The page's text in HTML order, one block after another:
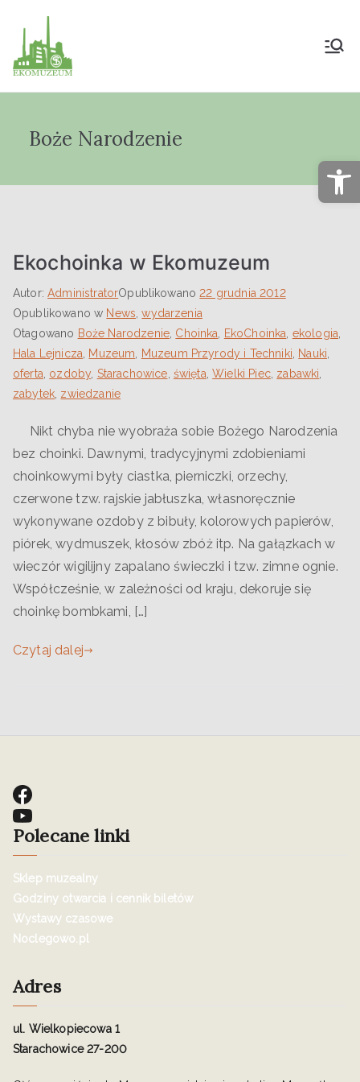
Muzeum Przyrody
"Ekomuzeum" im.
Jana Pazdura
Boże Narodzenie
Ekochoinka w Ekomuzeum
Autor:AdministratorOpublikowano22 grudnia 2012
Opublikowano w News ,wydarzenia
Otagowano Boże Narodzenie Choinka EkoChoinka ekologia
Hala Lejnicza
Muzeum Muzeum Przyrody i Techniki Nauki
oferta ozdoby Starachowice święta ,Wielki Piec, zabawki
zabytek zwiedzanie
Nikt chyba nie wyobraża sobie Bożego Narodzenia
bez choinki. Dawnymi, tradycyjnymi zdobieniami
choinkowymi były ciastka, pierniczki, orzechy,
czerwone tzw. rajskie jabłuszka, własnoręcznie
wykonywane ozdoby z bibuły, kolorowych papierów,
piórek, wydmuszek, kłosów zbóż itp. Na gałązkach w
wieczór wigilijny zapalano świeczki i tzw. zimne ognie.
Współcześnie, w zależności od kraju, dekoruje się
choinkę bombkami, […]
Czytaj dalej
Polecane linki
Sklep muzealny
Godziny otwarcia i cennik biletów
Wystawy czasowe
Noclegowo.pl
Adres
ul. Wielkopiecowa 1
Starachowice 27-200